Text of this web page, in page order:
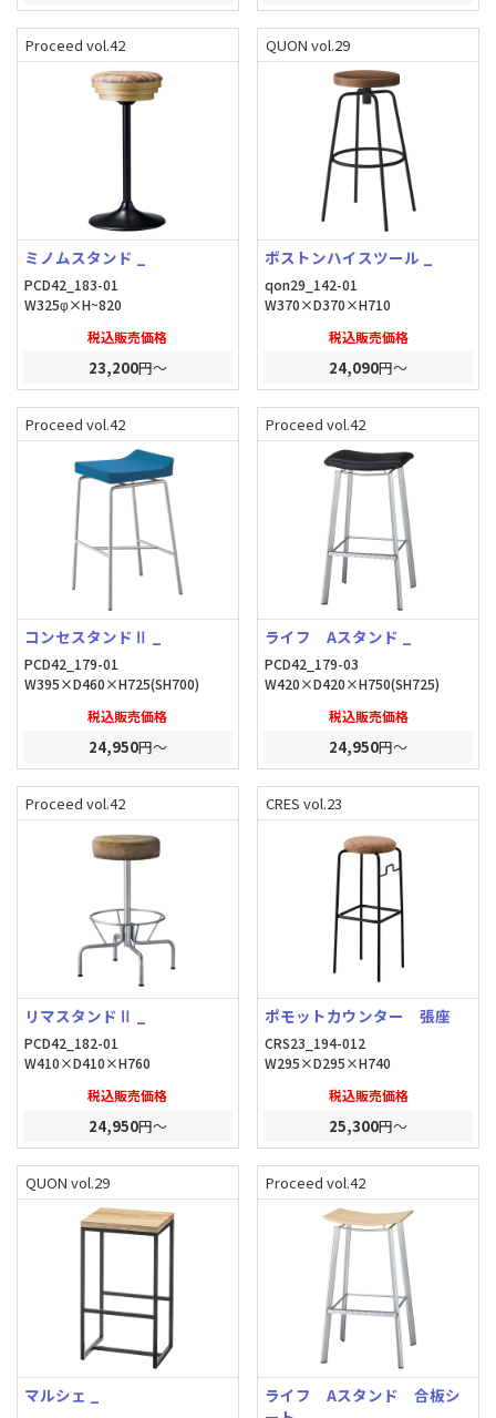
Proceed vol.42
ミノムスタンド _
PCD42_183-01
W325φ×H~820
税込販売価格
23,200円～
QUON vol.29
ボストンハイスツール _
qon29_142-01
W370×D370×H710
税込販売価格
24,090円～
Proceed vol.42
コンセスタンドⅡ _
PCD42_179-01
W395×D460×H725(SH700)
税込販売価格
24,950円～
Proceed vol.42
ライフ Aスタンド _
PCD42_179-03
W420×D420×H750(SH725)
税込販売価格
24,950円～
Proceed vol.42
リマスタンドⅡ _
PCD42_182-01
W410×D410×H760
税込販売価格
24,950円～
CRES vol.23
ポモットカウンター 張座
CRS23_194-012
W295×D295×H740
税込販売価格
25,300円～
QUON vol.29
マルシェ _
Proceed vol.42
ライフ Aスタンド 合板シ